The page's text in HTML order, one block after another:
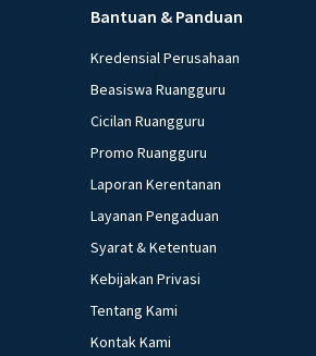
Bantuan & Panduan
Kredensial Perusahaan
Beasiswa Ruangguru
Cicilan Ruangguru
Promo Ruangguru
Laporan Kerentanan
Layanan Pengaduan
Syarat & Ketentuan
Kebijakan Privasi
Tentang Kami
Kontak Kami